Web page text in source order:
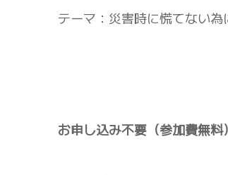
テーマ：災害時に慌てない
お申し込み不要（参加費無料）